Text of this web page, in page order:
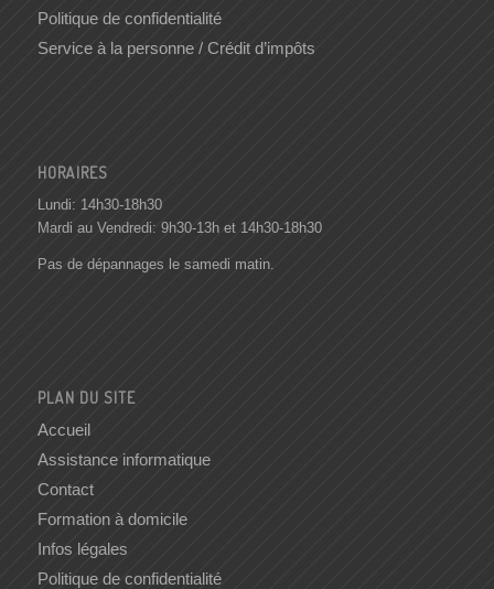
Politique de confidentialité
Service à la personne / Crédit d’impôts
HORAIRES
Lundi: 14h30-18h30
Mardi au Vendredi: 9h30-13h et 14h30-18h30
Pas de dépannages le samedi matin.
PLAN DU SITE
Accueil
Assistance informatique
Contact
Formation à domicile
Infos légales
Politique de confidentialité